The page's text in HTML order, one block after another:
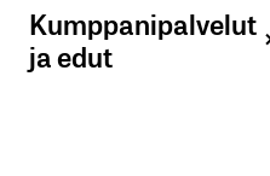
Kumppanipalvelut
ja edut